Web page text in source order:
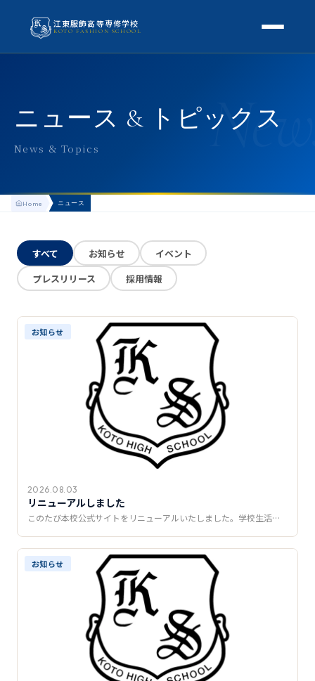
江東服飾高等専修学校
KOTO FASHION SCHOOL
アクセス
よくある質問
スクールライフ
生徒の1日
KOTO COLLECTION
卒業生インタビュー
募集要項
学費・助成金
推薦制度
転入学・編入学
オープンキャンパス
ニュース & トピックス
News & Topics
Home ニュース
すべて お知らせ
イベント
プレスリリース
採用情報
お知らせ
2026.08.03
リニューアルしました
このたび本校公式サイトをリニューアルいたしました。学校生活…
お知らせ